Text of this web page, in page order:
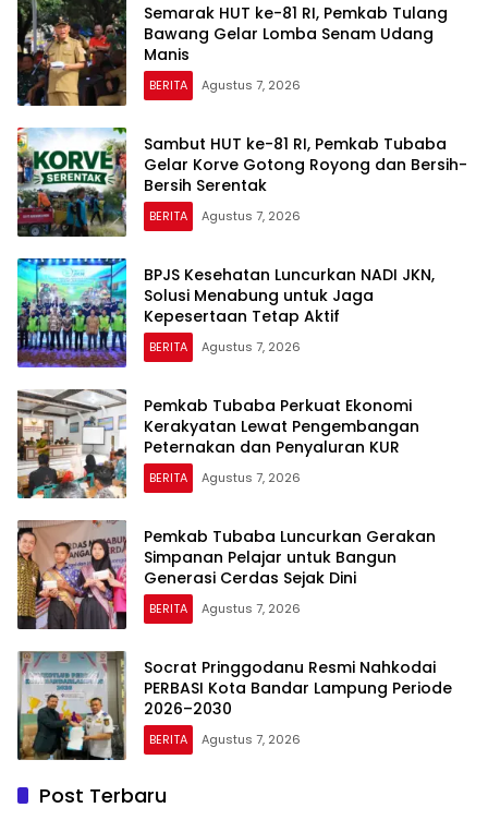
Semarak HUT ke-81 RI, Pemkab Tulang
Bawang Gelar Lomba Senam Udang
Manis
BERITA Agustus 7, 2026
Sambut HUT ke-81 RI, Pemkab Tubaba
Gelar Korve Gotong Royong dan Bersih-
Bersih Serentak
BERITA Agustus 7, 2026
BPJS Kesehatan Luncurkan NADI JKN,
Solusi Menabung untuk Jaga
Kepesertaan Tetap Aktif
BERITA Agustus 7, 2026
Pemkab Tubaba Perkuat Ekonomi
Kerakyatan Lewat Pengembangan
Peternakan dan Penyaluran KUR
BERITA Agustus 7, 2026
Pemkab Tubaba Luncurkan Gerakan
Simpanan Pelajar untuk Bangun
Generasi Cerdas Sejak Dini
BERITA Agustus 7, 2026
Socrat Pringgodanu Resmi Nahkodai
PERBASI Kota Bandar Lampung Periode
2026–2030
BERITA Agustus 7, 2026
Post Terbaru